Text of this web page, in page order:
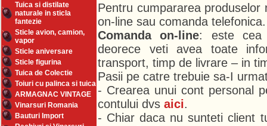
Tuica si distilate
naturale in sticla
fantezie
Sticle avion, camion,
vapor
Sticle aniversare
Sticle figurina
Tuica de Colectie
Toiuri cu palinca si tuica
ARMAGNAC VINTAGE
Vinarsuri Romania
Bauturi Import
Pentru cumpararea
on-line sau comanda telefonica.
Comanda on-line: este cea
deorece veti avea toate
transport, timp de livrare – in
Pasii pe catre trebuie sa-I
- Crearea unui cont personal
contului dvs aici.
- Chiar daca nu sunteti client